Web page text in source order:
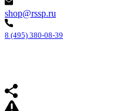
shop@rssp.ru
8 (495) 380-08-39